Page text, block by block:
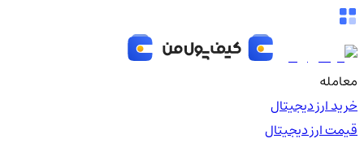
معامله
خرید ارز دیجیتال
قیمت ارز دیجیتال